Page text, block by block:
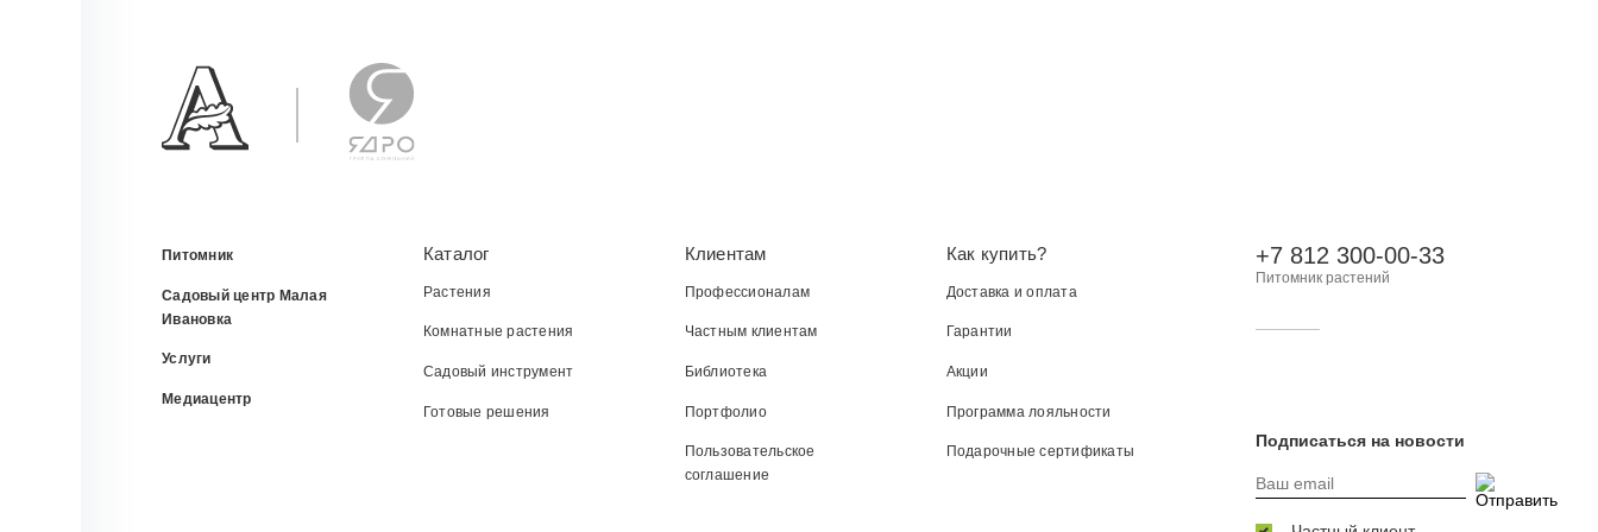
Питомник
Садовый центр Малая
Ивановка
Услуги
Медиацентр
Каталог
Растения
Комнатные растения
Садовый инструмент
Готовые решения
Клиентам
Профессионалам
Частным клиентам
Библиотека
Портфолио
Пользовательское
соглашение
Как купить?
Доставка и оплата
Гарантии
Акции
Программа лояльности
Подарочные сертификаты
+7 812 300-00-33
Питомник растений
Подписаться на новости